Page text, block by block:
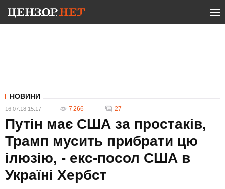
НОВИНИ
16.07.18 15:17 7 266 27
Путін має США за простаків,
Трамп мусить прибрати цю
ілюзію, - екс-посол США в
Україні Хербст